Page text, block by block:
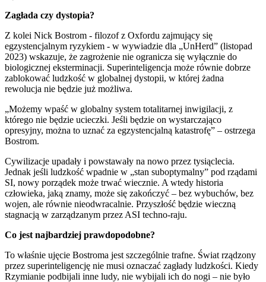
Zagłada czy dystopia?
Z kolei Nick Bostrom - filozof z Oxfordu zajmujący się
egzystencjalnym ryzykiem - w wywiadzie dla „UnHerd” (listopad
2023) wskazuje, że zagrożenie nie ogranicza się wyłącznie do
biologicznej eksterminacji. Superinteligencja może równie dobrze
zablokować ludzkość w globalnej dystopii, w której żadna
rewolucja nie będzie już możliwa.
„Możemy wpaść w globalny system totalitarnej inwigilacji, z
którego nie będzie ucieczki. Jeśli będzie on wystarczająco
opresyjny, można to uznać za egzystencjalną katastrofę” – ostrzega
Bostrom.
Cywilizacje upadały i powstawały na nowo przez tysiąclecia.
Jednak jeśli ludzkość wpadnie w „stan suboptymalny” pod rządami
SI, nowy porządek może trwać wiecznie. A wtedy historia
człowieka, jaką znamy, może się zakończyć – bez wybuchów, bez
wojen, ale równie nieodwracalnie. Przyszłość będzie wieczną
stagnacją w zarządzanym przez ASI techno-raju.
Co jest najbardziej prawdopodobne?
To właśnie ujęcie Bostroma jest szczególnie trafne. Świat rządzony
przez superinteligencję nie musi oznaczać zagłady ludzkości. Kiedy
Rzymianie podbijali inne ludy, nie wybijali ich do nogi – nie było